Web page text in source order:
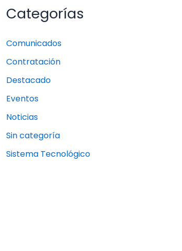
Categorías
Comunicados
Contratación
Destacado
Eventos
Noticias
Sin categoría
Sistema Tecnológico